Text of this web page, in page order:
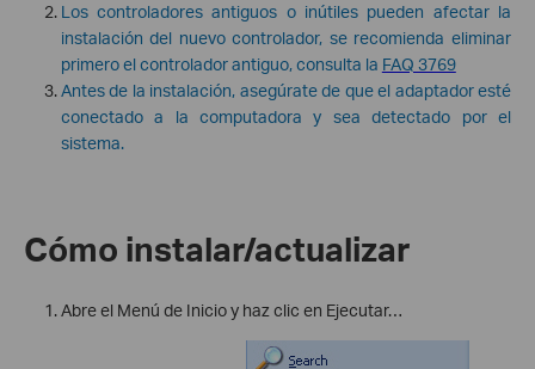
Los controladores antiguos o inútiles pueden afectar la
instalación del nuevo controlador, se recomienda eliminar
primero el controlador antiguo, consulta la FAQ 3769
Antes de la instalación, asegúrate de que el adaptador esté
conectado a la computadora y sea detectado por el
sistema.
Cómo instalar/actualizar
Abre el Menú de Inicio y haz clic en Ejecutar…